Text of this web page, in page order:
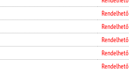
Rendelhető
Rendelhető
Rendelhető
Rendelhető
Rendelhető